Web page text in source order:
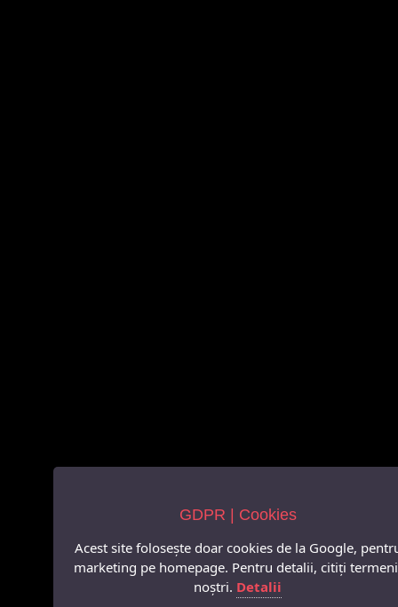
GDPR | Cookies
Acest site folosește doar cookies de la Google,
marketing pe homepage. Pentru detalii, citiți
noștri. Detalii